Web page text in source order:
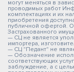
могут меняться в
проводимых работ
комплектациях и их
приобретения
публичной офертой.
Застрахованного
— СЦ не является
импортера,
— СЦ "Педант" не
— Обозначение
соответствующих
заблуждение, а с